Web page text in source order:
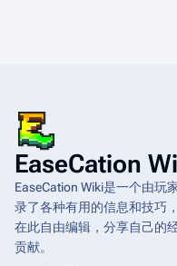
EaseCation
EaseCation Wiki是一个由玩
录了各种有用的信息和技巧
在此自由编辑，分享自己的
贡献。